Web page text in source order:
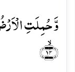
وَّ حُمِلَتِ
﴿ۙ۱۴﴾